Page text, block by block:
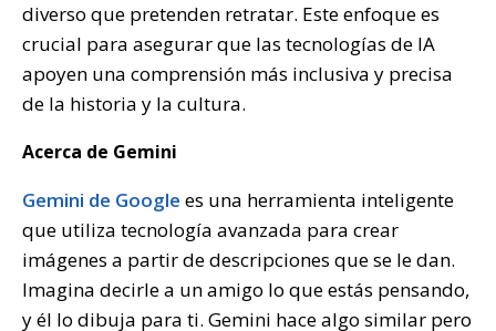
diverso que pretenden retratar. Este enfoque es
crucial para asegurar que las tecnologías de IA
apoyen una comprensión más inclusiva y precisa
de la historia y la cultura.
Acerca de Gemini
Gemini de Google es una herramienta inteligente
que utiliza tecnología avanzada para crear
imágenes a partir de descripciones que se le dan.
Imagina decirle a un amigo lo que estás pensando,
y él lo dibuja para ti. Gemini hace algo similar pero